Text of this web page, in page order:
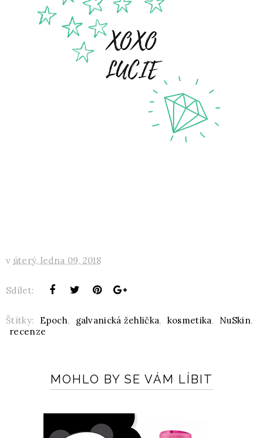
v úterý, ledna 09, 2018
Sdílet:
Štítky: Epoch, galvanická žehlička, kosmetika, NuSkin,
recenze
MOHLO BY SE VÁM LÍBIT